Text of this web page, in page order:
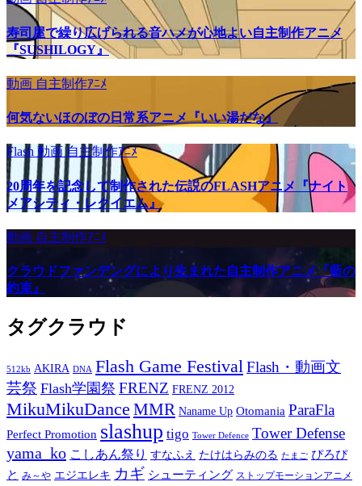
寿司屋で繰り広げられる音ハメが心地よい自主制作アニメ
『SUSHILOGY』
動画 自主制作ｱﾆﾒ
何気ないほのぼの日常系アニメ『いい湯だな』
Flash 動画自主制作ｱﾆﾒ
20周年を記念して制作された伝説のFLASHアニメ『ナイト
メアシティ・レクイエム』
動画 自主制作ｱﾆﾒ
クラウドファンデングにより生まれた自主制作アニメ『藍の
約束』
タグクラウド
512kb AKIRA DNA Flash Game FestivalFlash・動画文
芸祭 Flash学園祭 FRENZ FRENZ 2012
MikuMikuDance MMR Naname Up Otomania ParaFla
Perfect Promotion slashup tigo Tower Defence Tower Defense
yama_ko こしあん祭り すなふえ たけはらみのる たまご ぴろぴ
と み～や エジエレキ カギ シューティング ストップモーションアニメ